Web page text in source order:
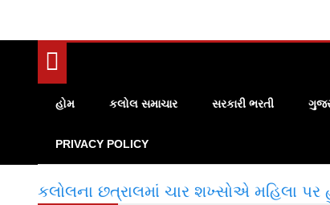
હોમ કલોલ સમાચાર સરકારી ભરતી
PRIVACY POLICY
કલોલના છત્રાલમાં ચાર શખ્સોએ મહિલા પર